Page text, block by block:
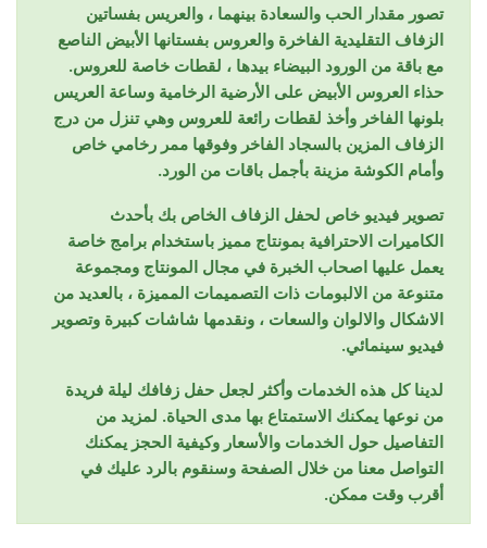
تصور مقدار الحب والسعادة بينهما ، والعريس بفساتين
الزفاف التقليدية الفاخرة والعروس بفستانها الأبيض الناصع
مع باقة من الورود البيضاء بيدها ، لقطات خاصة للعروس.
حذاء العروس الأبيض على الأرضية الرخامية وساعة العريس
بلونها الفاخر وأخذ لقطات رائعة للعروس وهي تنزل من درج
الزفاف المزين بالسجاد الفاخر وفوقها ممر رخامي خاص
وأمام الكوشة مزينة بأجمل باقات من الورد.
تصوير فيديو خاص لحفل الزفاف الخاص بك بأحدث
الكاميرات الاحترافية بمونتاج مميز باستخدام برامج خاصة
يعمل عليها اصحاب الخبرة في مجال المونتاج ومجموعة
متنوعة من الالبومات ذات التصميمات المميزة ، بالعديد من
الاشكال والالوان والسعات ، ونقدمها شاشات كبيرة وتصوير
فيديو سينمائي.
لدينا كل هذه الخدمات وأكثر لجعل حفل زفافك ليلة فريدة
من نوعها يمكنك الاستمتاع بها مدى الحياة. لمزيد من
التفاصيل حول الخدمات والأسعار وكيفية الحجز يمكنك
التواصل معنا من خلال الصفحة وسنقوم بالرد عليك في
أقرب وقت ممكن.